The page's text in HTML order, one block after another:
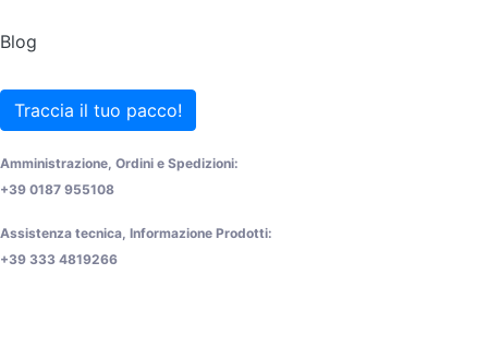
Blog
Traccia il tuo pacco!
Amministrazione, Ordini e Spedizioni:
+39 0187 955108
Assistenza tecnica, Informazione Prodotti:
+39 333 4819266